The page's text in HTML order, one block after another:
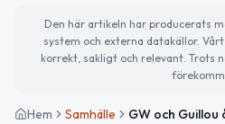
Den här artikeln har producerats
system och externa datakällor.
korrekt, sakligt och relevant. Trots
Hem Samhälle